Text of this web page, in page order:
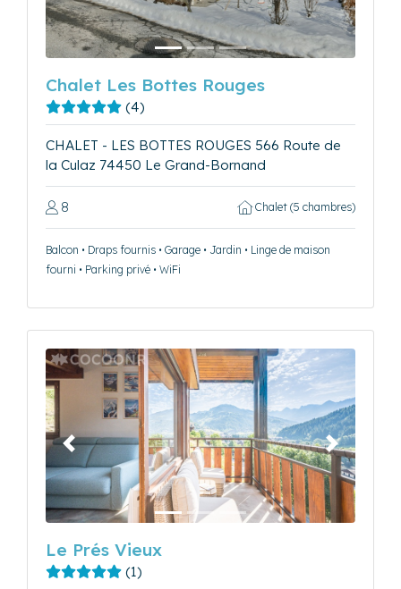
Chalet Les Bottes Rouges
(4)
CHALET - LES BOTTES ROUGES 566 Route de
la Culaz 74450 Le Grand-Bornand
8 Chalet (5 chambres)
Balcon • Draps fournis • Garage • Jardin • Linge de maison
fourni • Parking privé • WiFi
Précédent Suivant
Le Prés Vieux
(1)